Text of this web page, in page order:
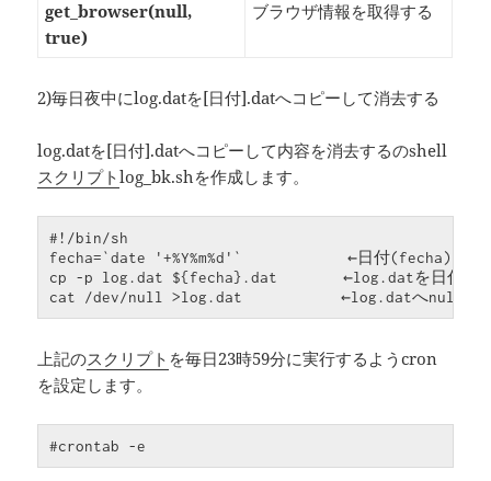
get_browser(null,
true)
ブラウザ情報を取得する
2)毎日夜中にlog.datを[日付].datへコピーして消去する
log.datを[日付].datへコピーして内容を消去するのshell
スクリプトlog_bk.shを作成します。
#!/bin/sh
fecha=`date '+%Y%m%d'`            ←日付(fecha)を取
cp -p log.dat ${fecha}.dat　　　　←log.datを日付
cat /dev/null >log.dat　　　　　　←log.datへnullを書
上記のスクリプト を毎日23時59分に実行するようcron
を設定します。
#crontab -e